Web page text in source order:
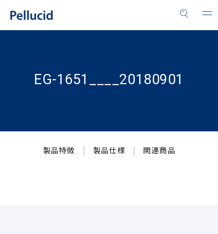
EG-1651____20180901
製品特徴 製品仕様 関連商品